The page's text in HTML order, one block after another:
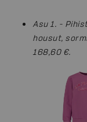
Asu 1. -
housut,
168,60 €.